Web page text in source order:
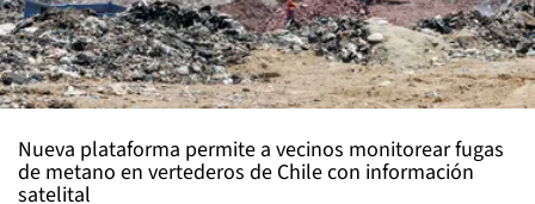
Nueva plataforma permite a vecinos monitorear fugas
de metano en vertederos de Chile con información
satelital